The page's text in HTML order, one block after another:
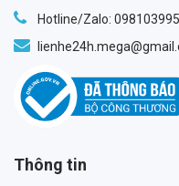
Hotline/Zalo:
Thông tin